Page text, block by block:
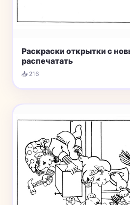
Раскраски открытки с
распечатать
📥 216